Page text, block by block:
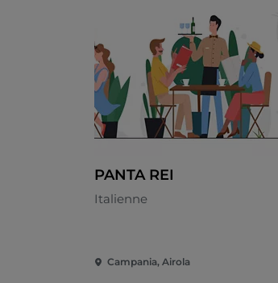
PANTA REI
Italienne
Campania, Airola